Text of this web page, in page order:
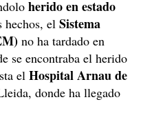
herido en estado
hechos, el Sistema
no ha tardado en
se encontraba el herido
el Hospital Arnau de
donde ha llegado